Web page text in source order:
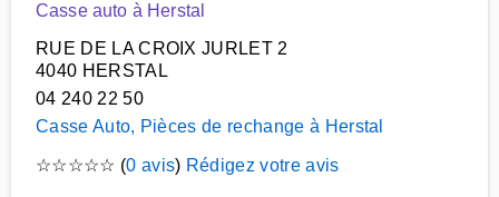
Casse auto à Herstal
RUE DE LA CROIX JURLET 2
4040 HERSTAL
04 240 22 50
Casse Auto, Pièces de rechange à Herstal
☆☆☆☆☆ (0 avis) Rédigez votre avis